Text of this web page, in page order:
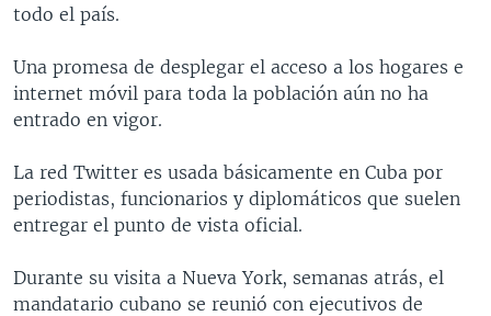
todo el país.
Una promesa de desplegar el acceso a los hogares e
internet móvil para toda la población aún no ha
entrado en vigor.
La red Twitter es usada básicamente en Cuba por
periodistas, funcionarios y diplomáticos que suelen
entregar el punto de vista oficial.
Durante su visita a Nueva York, semanas atrás, el
mandatario cubano se reunió con ejecutivos de